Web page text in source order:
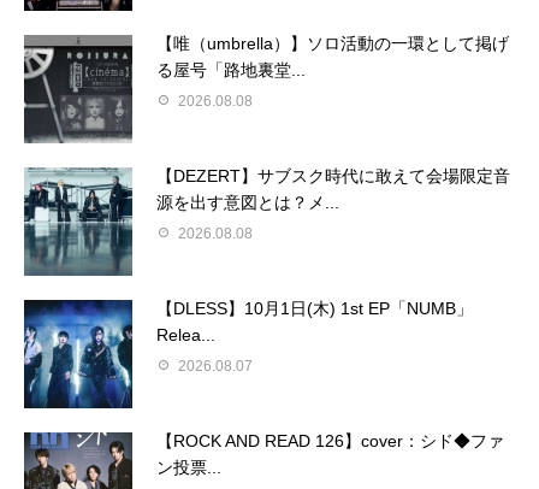
【唯（umbrella）】ソロ活動の一環として掲げ
る屋号「路地裏堂...
2026.08.08
【DEZERT】サブスク時代に敢えて会場限定音
源を出す意図とは？メ...
2026.08.08
【DLESS】10月1日(木) 1st EP「NUMB」
Relea...
2026.08.07
【ROCK AND READ 126】cover：シド◆ファ
ン投票...